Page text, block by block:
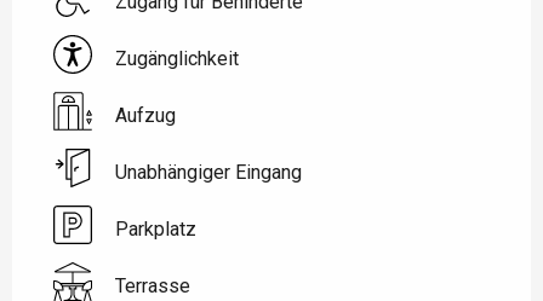
Zugänglichkeit
Aufzug
Unabhängiger Eingang
Parkplatz
Terrasse